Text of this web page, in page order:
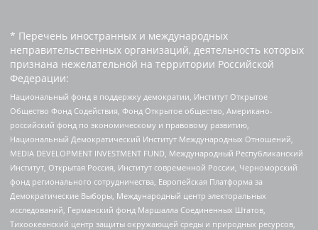
* Перечень иностранных и международных
неправительственных организаций, деятельность которых
признана нежелательной на территории Российской
Федерации:
Национальный фонд в поддержку демократии, Институт Открытое
Общество Фонд Содействия, Фонд Открытое общество, Американо-
российский фонд по экономическому и правовому развитию,
Национальный Демократический Институт Международных Отношений,
MEDIA DEVELOPMENT INVESTMENT FUND, Международный Республиканский
Институт, Открытая Россия, Институт современной России, Черноморский
фонд регионального сотрудничества, Европейская Платформа за
Демократические Выборы, Международный центр электоральных
исследований, Германский фонд Маршалла Соединенных Штатов,
Тихоокеанский центр защиты окружающей среды и природных ресурсов,